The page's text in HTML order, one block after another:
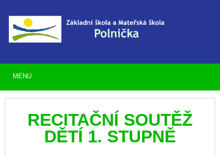
RECITAČNÍ SOUTĚŽ
DĚTÍ 1. STUPNĚ
MENU